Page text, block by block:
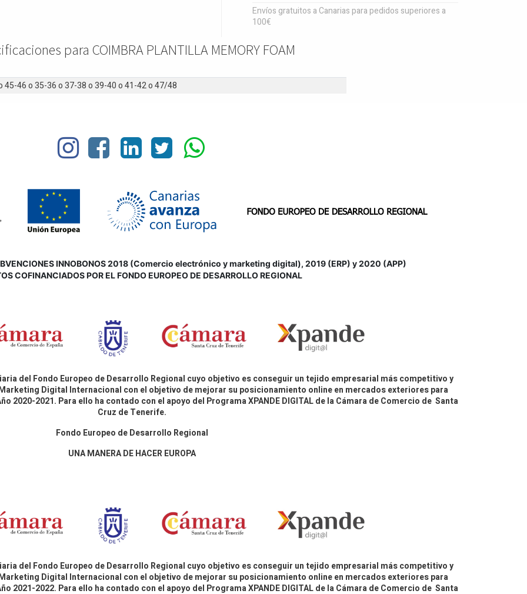
Envíos gratuitos a Canarias para pedidos superiores a
100€
para COIMBRA PLANTILLA MEMORY FOAM
45-46o35-36o37-38o39-40o41-42o47/48
INNOBONOS 2018 (Comercio electrónico y marketing digital), 2019 (ERP) y 2020 (APP)
COFINANCIADOS POR EL FONDO EUROPEO DE DESARROLLO REGIONAL
del Fondo Europeo de Desarrollo Regional cuyo objetivo es conseguir un tejido empresarial más competitivo y
Digital Internacional con el objetivo de mejorar su posicionamiento online en mercados exteriores para
2020-2021. Para ello ha contado con el apoyo del Programa XPANDE DIGITAL de la Cámara de Comercio de Santa
Cruz de Tenerife.
Fondo Europeo de Desarrollo Regional
UNA MANERA DE HACER EUROPA
del Fondo Europeo de Desarrollo Regional cuyo objetivo es conseguir un tejido empresarial más competitivo y
Digital Internacional con el objetivo de mejorar su posicionamiento online en mercados exteriores para
2021-2022. Para ello ha contado con el apoyo del Programa XPANDE DIGITAL de la Cámara de Comercio de Santa